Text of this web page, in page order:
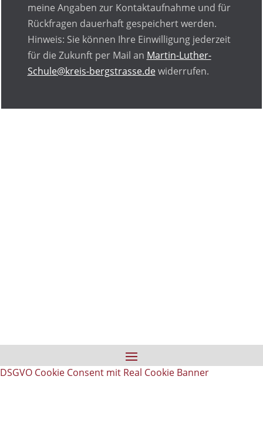
meine Angaben zur Kontaktaufnahme und für
Rückfragen dauerhaft gespeichert werden.
Hinweis: Sie können Ihre Einwilligung jederzeit
für die Zukunft per Mail an Martin-Luther-
Schule@kreis-bergstrasse.dewiderrufen.
DSGVO Cookie Consent mit Real Cookie Banner